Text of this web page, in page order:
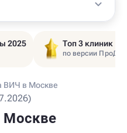
2025 Топ 3 клиник
по версии
ВИЧ в Москве
Москве